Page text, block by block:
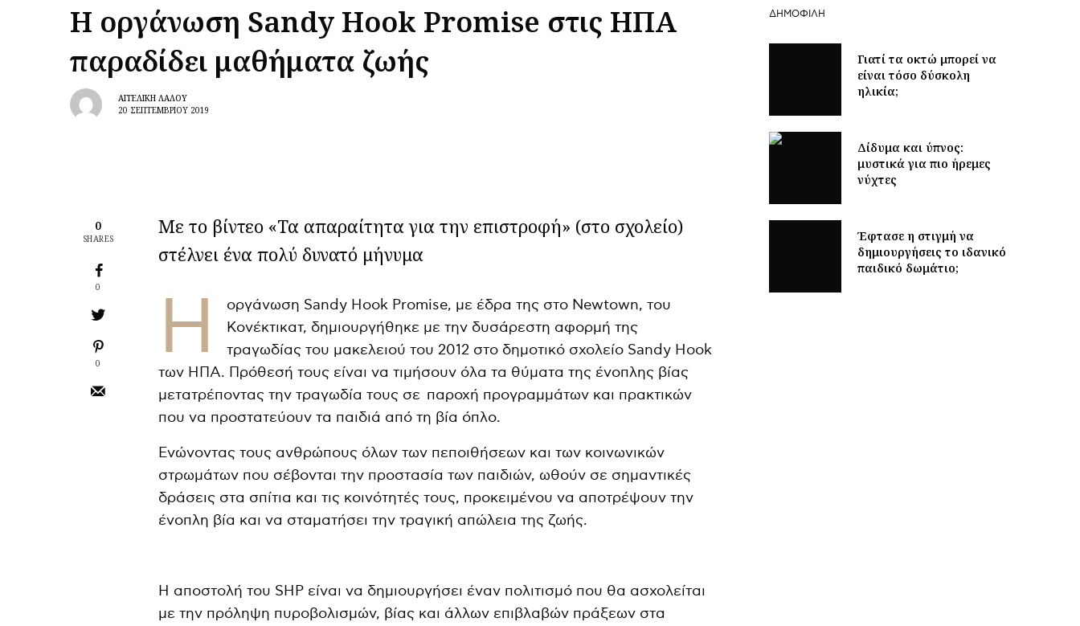
Η οργάνωση Sandy Hook Promise στις ΗΠΑ
παραδίδει μαθήματα ζωής
ΑΓΓΕΛΙΚΉ ΛΆΛΟΥ
20 ΣΕΠΤΕΜΒΡΊΟΥ 2019
0
SHARES
0
0
Με το βίντεο «Τα απαραίτητα για την επιστροφή» (στο σχολείο)
στέλνει ένα πολύ δυνατό μήνυμα
Η
οργάνωση Sandy Hook Promise, με έδρα της στο Newtown, του
Κονέκτικατ, δημιουργήθηκε με την δυσάρεστη αφορμή της
τραγωδίας του μακελειού του 2012 στο δημοτικό σχολείο Sandy Hook
των ΗΠΑ. Πρόθεσή τους είναι να τιμήσουν όλα τα θύματα της ένοπλης βίας
μετατρέποντας την τραγωδία τους σε παροχή προγραμμάτων και πρακτικών
που να προστατεύουν τα παιδιά από τη βία όπλο.
Ενώνοντας τους ανθρώπους όλων των πεποιθήσεων και των κοινωνικών
στρωμάτων που σέβονται την προστασία των παιδιών, ωθούν σε σημαντικές
δράσεις στα σπίτια και τις κοινότητές τους, προκειμένου να αποτρέψουν την
ένοπλη βία και να σταματήσει την τραγική απώλεια της ζωής.
Η αποστολή του SHP είναι να δημιουργήσει έναν πολιτισμό που θα ασχολείται
με την πρόληψη πυροβολισμών, βίας και άλλων επιβλαβών πράξεων στα
ΔΗΜΟΦΙΛΉ
Γιατί τα οκτώ μπορεί να
είναι τόσο δύσκολη
ηλικία;
Δίδυμα και ύπνος:
μυστικά για πιο ήρεμες
νύχτες
Έφτασε η στιγμή να
δημιουργήσεις το ιδανικό
παιδικό δωμάτιο;